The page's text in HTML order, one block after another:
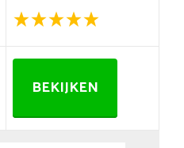
BEKIJKEN